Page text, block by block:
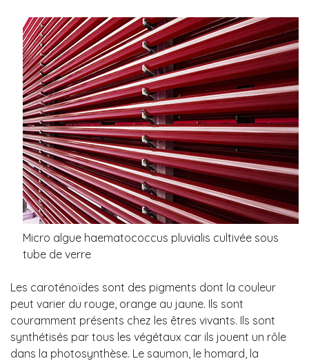
Micro algue haematococcus pluvialis cultivée sous
tube de verre
Les caroténoïdes sont des pigments dont la couleur
peut varier du rouge, orange au jaune. Ils sont
couramment présents chez les êtres vivants. Ils sont
synthétisés par tous les végétaux car ils jouent un rôle
dans la photosynthèse. Le saumon, le homard, la